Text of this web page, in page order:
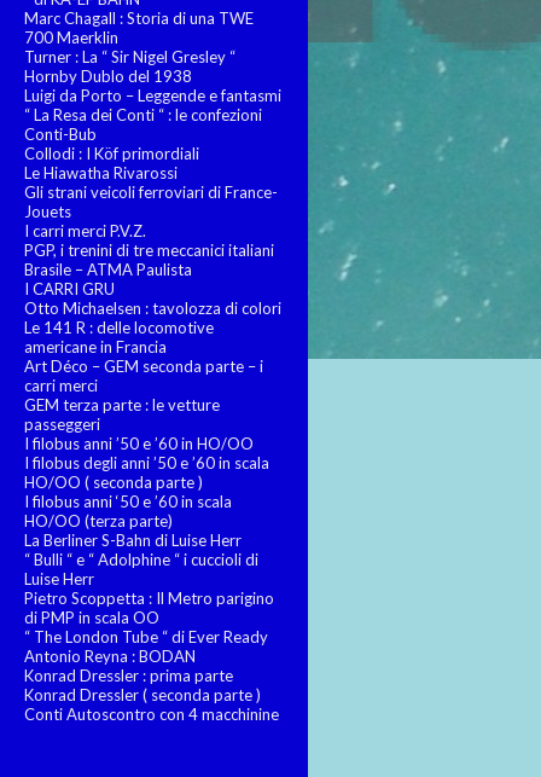
Marc Chagall : Storia di una TWE
700 Maerklin
Turner : La “ Sir Nigel Gresley “
Hornby Dublo del 1938
Luigi da Porto – Leggende e fantasmi
“ La Resa dei Conti “ : le confezioni
Conti-Bub
Collodi : I Köf primordiali
Le Hiawatha Rivarossi
Gli strani veicoli ferroviari di France-
Jouets
I carri merci P.V.Z.
PGP, i trenini di tre meccanici italiani
Brasile – ATMA Paulista
I CARRI GRU
Otto Michaelsen : tavolozza di colori
Le 141 R : delle locomotive
americane in Francia
Art Déco – GEM seconda parte – i
carri merci
GEM terza parte : le vetture
passeggeri
I filobus anni ’50 e ’60 in HO/OO
I filobus degli anni ’50 e ’60 in scala
HO/OO ( seconda parte )
I filobus anni ‘50 e ’60 in scala
HO/OO (terza parte)
La Berliner S-Bahn di Luise Herr
“ Bulli “ e “ Adolphine “ i cuccioli di
Luise Herr
Pietro Scoppetta : Il Metro parigino
di PMP in scala OO
“ The London Tube “ di Ever Ready
Antonio Reyna : BODAN
Konrad Dressler : prima parte
Konrad Dressler ( seconda parte )
Conti Autoscontro con 4 macchinine